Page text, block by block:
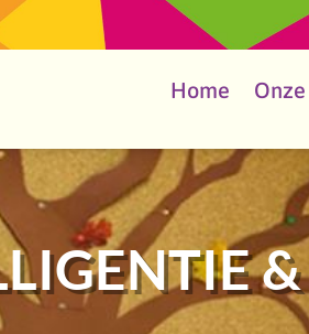
Home
&